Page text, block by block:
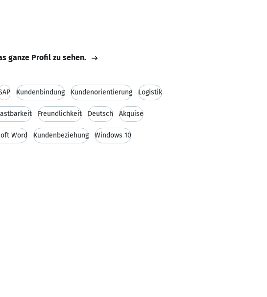
ganze Profil zu sehen.
Kundenbindung Kundenorientierung Logistik
Freundlichkeit Deutsch Akquise
Word Kundenbeziehung Windows 10